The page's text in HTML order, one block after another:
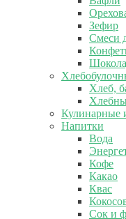
Зефир
Смеси
Хлеб,
Кулинарные
Напитки
Вода
Кофе
Какао
Квас
Сок и